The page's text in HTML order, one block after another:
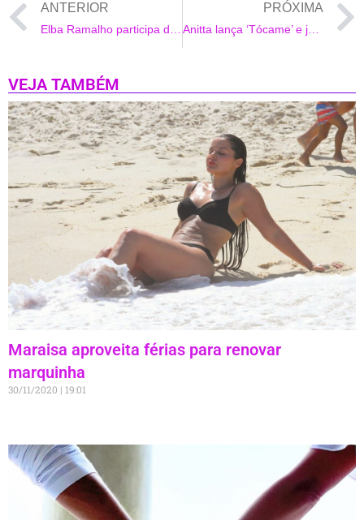
ANTERIOR PRÓXIMA
Anitta lança ‘Tócame’ e já garante sucesso
VEJA TAMBÉM
Maraisa aproveita férias para renovar
marquinha
30/11/2020 19:01